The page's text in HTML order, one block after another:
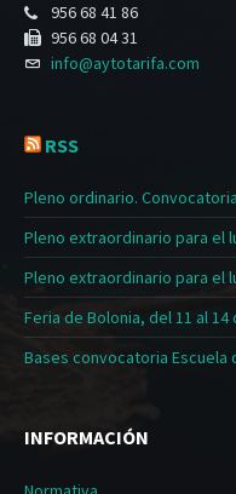
956 68 41 86
956 68 04 31
info@aytotarifa.com
RSS
Pleno ordinario.
Pleno extraordinario para el
Pleno extraordinario para el
Feria de Bolonia, del 11 al 14
Bases convocatoria Escuela
INFORMACIÓN